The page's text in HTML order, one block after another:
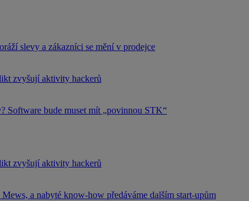
slevy a zákazníci se mění v prodejce
zvyšují aktivity hackerů
Software bude muset mít „povinnou STK“
zvyšují aktivity hackerů
a nabyté know-how předáváme dalším start-upům